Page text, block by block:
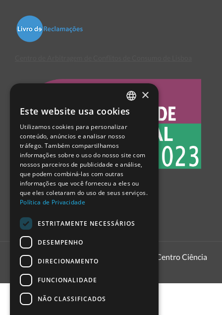
1999 - 2026
Pavilhão do Conhecimento | Centro Ciência
PORTUGUESE
ENGLISH
SPANISH
×
Este website usa cookies
Utilizamos cookies para personalizar
conteúdo, anúncios e analisar nosso
tráfego. Também compartilhamos
informações sobre o uso do nosso site com
nossos parceiros de publicidade e análise,
que podem combiná-las com outras
informações que você forneceu a eles ou
que eles coletaram do uso de seus serviços.
Política de Privacidade
ESTRITAMENTE NECESSÁRIOS
DESEMPENHO
DIRECIONAMENTO
FUNCIONALIDADE
NÃO CLASSIFICADOS